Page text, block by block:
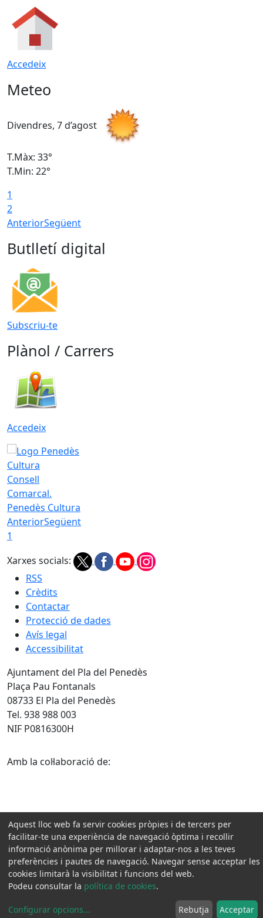
Accedeix
Meteo
Divendres, 7 d’agost
T.Màx: 33°
T.Min: 22°
1
2
AnteriorSegüent
Butlletí digital
Subscriu-te
Plànol / Carrers
Accedeix
Consell
Comarcal.
Penedès Cultura
AnteriorSegüent
1
Xarxes socials:
RSS
Crèdits
Contactar
Protecció de dades
Avís legal
Accessibilitat
Ajuntament del Pla del Penedès
Plaça Pau Fontanals
08733 El Pla del Penedès
Tel. 938 988 003
NIF P0816300H
Amb la col·laboració de:
Aquest lloc web fa servir cookies pròpies i de tercers per
facilitar-te una experiència de navegació òptima i recollir
informació anònima per millorar i adaptar-nos a les teves
preferències i pautes de navegació. Navegar sense acceptar les
cookies limitarà la visibilitat i funcions del web.
Podeu consultar la política de cookies.
Configurar opcions... Rebutja Acceptar